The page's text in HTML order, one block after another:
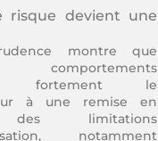
risque devient une
montre que
comportements
fortement le
à une remise en
limitations
notamment